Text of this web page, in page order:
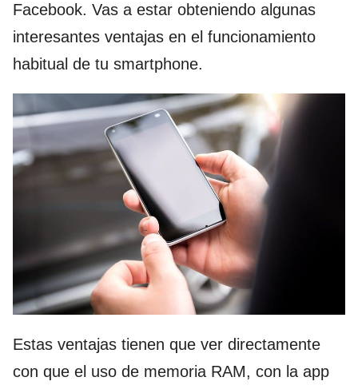
Facebook. Vas a estar obteniendo algunas
interesantes ventajas en el funcionamiento
habitual de tu smartphone.
Estas ventajas tienen que ver directamente
con que el uso de memoria RAM, con la app